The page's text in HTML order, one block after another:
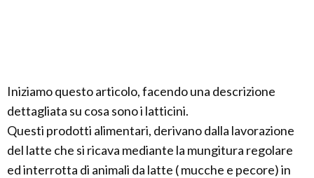
Iniziamo questo articolo, facendo una descrizione
dettagliata su cosa sono i latticini.
Questi prodotti alimentari, derivano dalla lavorazione
del latte che si ricava mediante la mungitura regolare
ed interrotta di animali da latte ( mucche e pecore) in